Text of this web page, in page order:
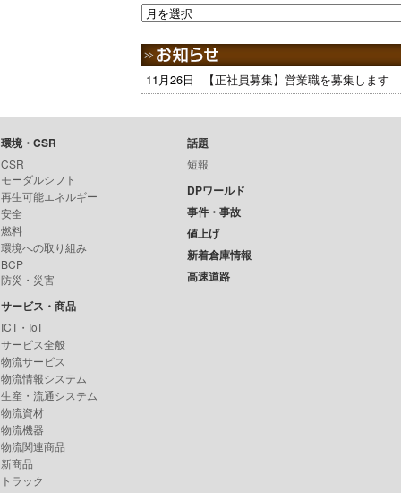
11月26日 【正社員募集】営業職を募集します
環境・CSR
CSR
モーダルシフト
再生可能エネルギー
安全
燃料
環境への取り組み
BCP
防災・災害
サービス・商品
ICT・IoT
サービス全般
物流サービス
物流情報システム
生産・流通システム
物流資材
物流機器
物流関連商品
新商品
トラック
話題
短報
DPワールド
事件・事故
値上げ
新着倉庫情報
高速道路